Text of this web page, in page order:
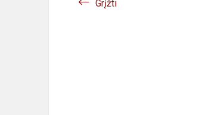
Grįžti